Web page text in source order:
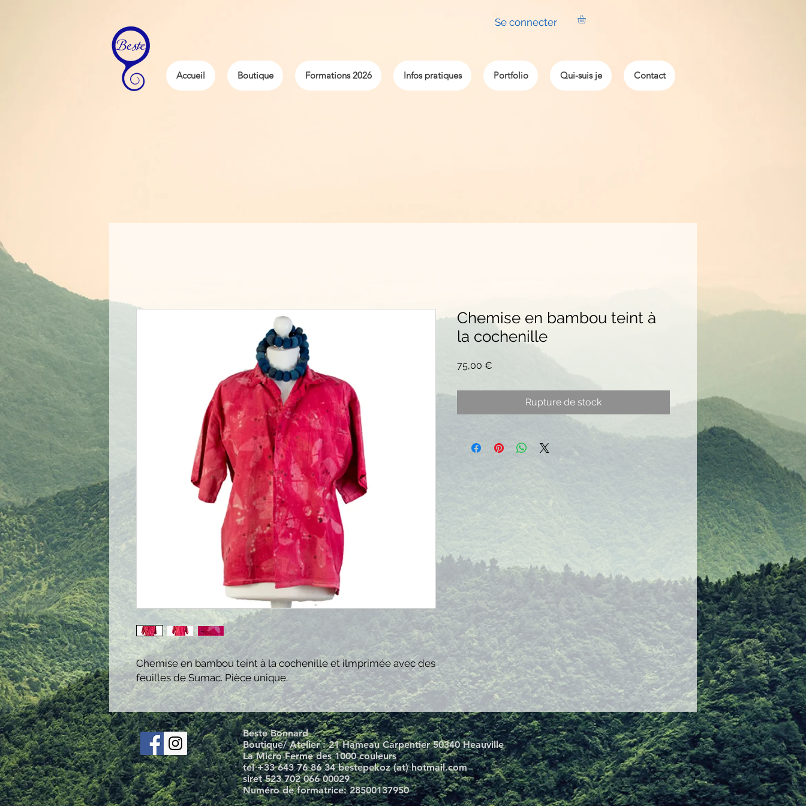
Se connecter
Chemise en bambou teint à la cochenille et ilmprimée avec des
feuilles de Sumac. Pièce unique.
Chemise en bambou teint à
la cochenille
75,00 €
Rupture de stock
Accueil Boutique Formations 2026 Infos pratiques Portfolio Qui-suis je Contact
Beste Bonnard
Boutique/ Atelier : 21 Hameau Carpentier 50340 Heauville
La Micro Ferme des 1000 couleurs
tel +33 643 76 86 34 bestepekoz (at) hotmail.com
siret 523 702 066 00029
Numéro de formatrice: 28500137950